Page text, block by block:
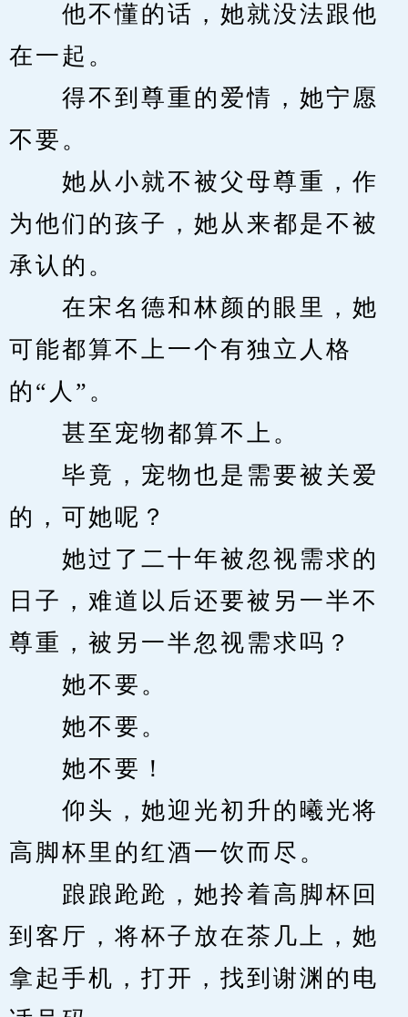
他不懂的话，她就没法跟他
在一起。
得不到尊重的爱情，她宁愿
不要。
她从小就不被父母尊重，作
为他们的孩子，她从来都是不被
承认的。
在宋名德和林颜的眼里，她
可能都算不上一个有独立人格
的“人”。
甚至宠物都算不上。
毕竟，宠物也是需要被关爱
的，可她呢？
她过了二十年被忽视需求的
日子，难道以后还要被另一半不
尊重，被另一半忽视需求吗？
她不要。
她不要。
她不要！
仰头，她迎光初升的曦光将
高脚杯里的红酒一饮而尽。
踉踉跄跄，她拎着高脚杯回
到客厅，将杯子放在茶几上，她
拿起手机，打开，找到谢渊的电